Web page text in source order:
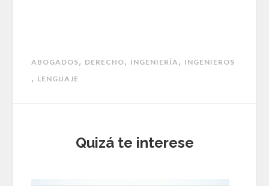
ABOGADOS, DERECHO, INGENIERÍA , INGENIEROS
, LENGUAJE
Quizá te interese